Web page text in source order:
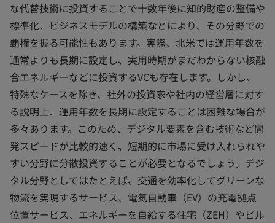
な代替技術に投資することで十数年後に知的財産の整備や
標準化、ビジネスモデルの構築などにより、その分野での
覇権を握る可能性もあります。実際、北米では運用年数を
通常よりも長期に設定し、実用時期がまだわからない核融
合エネルギーなどに投資するVCも存在します。しかし、
特殊なケースを除き、社外の投資家や社内の経営層に対す
る説明上、運用年数を長期に設定することは困難な場合が
多々あります。このため、デジタル要素を含む技術など開
発スピードが比較的速く、短期的に市場に受け入れられや
すい分野に分散投資することが必要となるでしょう。デジ
タル分野としてはたとえば、交通を効率化してグリーンな
物流を実現するサービス、電気自動車（EV）の充電拠点
位置サービス、エネルギーを自給する住宅（ZEH）やビル